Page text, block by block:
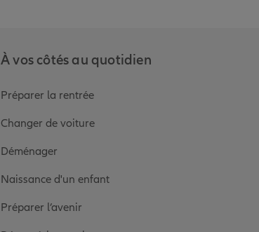
À vos côtés au quotidien
Préparer la rentrée
Changer de voiture
Déménager
Naissance d'un enfant
Préparer l’avenir